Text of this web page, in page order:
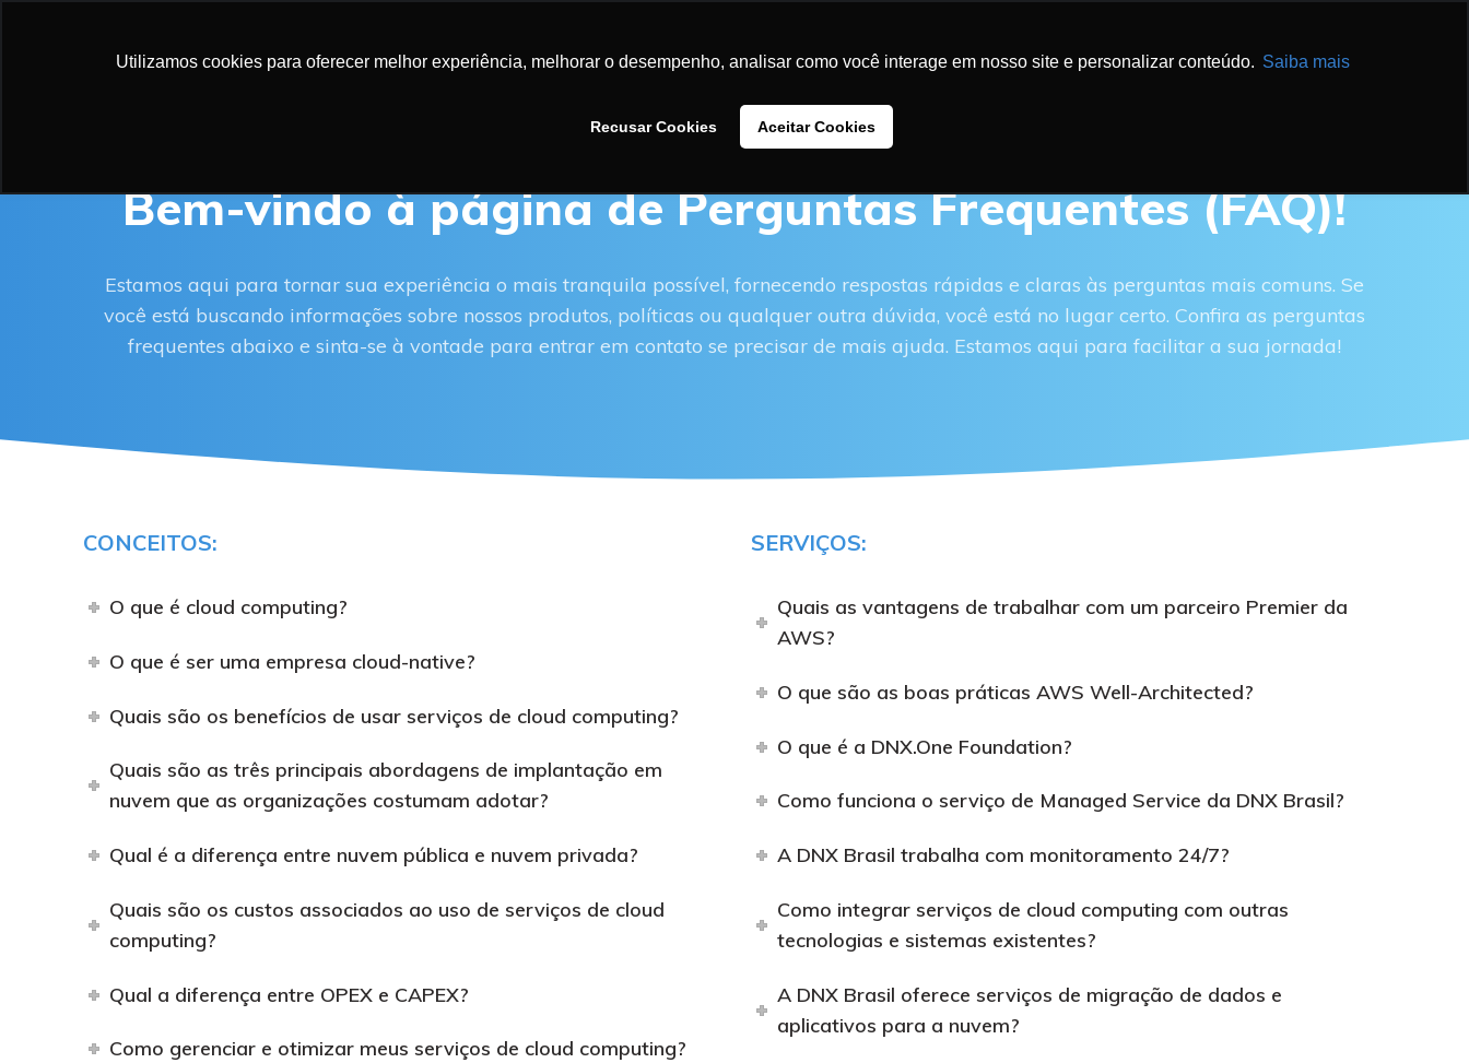
Utilizamos cookies para oferecer melhor experiência, melhorar o desempenho, analisar como você interage em nosso site e personalizar conteúdo. Saiba mais
Recusar Cookies Aceitar Cookies
Bem-vindo à página de Perguntas Frequentes (FAQ)!
Estamos aqui para tornar sua experiência o mais tranquila possível, fornecendo respostas rápidas e claras às perguntas mais comuns. Se
você está buscando informações sobre nossos produtos, políticas ou qualquer outra dúvida, você está no lugar certo. Confira as perguntas
frequentes abaixo e sinta-se à vontade para entrar em contato se precisar de mais ajuda. Estamos aqui para facilitar a sua jornada!
CONCEITOS:
O que é cloud computing?
O que é ser uma empresa cloud-native?
Quais são os benefícios de usar serviços de cloud computing?
Quais são as três principais abordagens de implantação em
nuvem que as organizações costumam adotar?
Qual é a diferença entre nuvem pública e nuvem privada?
Quais são os custos associados ao uso de serviços de cloud
computing?
Qual a diferença entre OPEX e CAPEX?
Como gerenciar e otimizar meus serviços de cloud computing?
SERVIÇOS:
Quais as vantagens de trabalhar com um parceiro Premier da
AWS?
O que são as boas práticas AWS Well-Architected?
O que é a DNX.One Foundation?
Como funciona o serviço de Managed Service da DNX Brasil?
A DNX Brasil trabalha com monitoramento 24/7?
Como integrar serviços de cloud computing com outras
tecnologias e sistemas existentes?
A DNX Brasil oferece serviços de migração de dados e
aplicativos para a nuvem?